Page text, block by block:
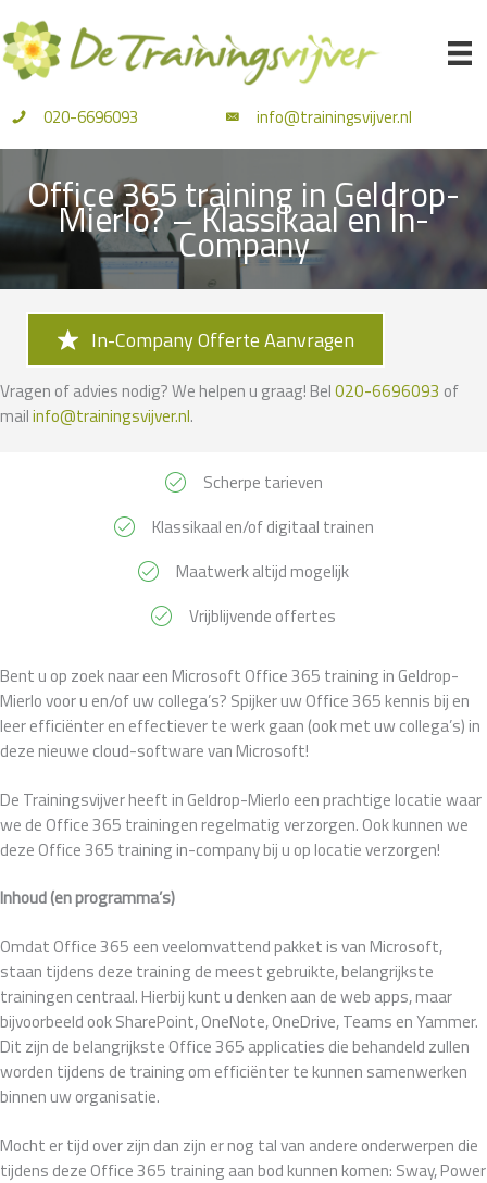
naar
de
inhoud
020-6696093 info@trainingsvijver.nl
Office 365 training in Geldrop-
Mierlo? – Klassikaal en In-
Company
In-Company Offerte Aanvragen
Vragen of advies nodig? We helpen u graag! Bel020-6696093 of
mailinfo@trainingsvijver.nl.
Scherpe tarieven
Klassikaal en/of digitaal trainen
Maatwerk altijd mogelijk
Vrijblijvende offertes
Bent u op zoek naar een Microsoft Office 365 training in Geldrop-
Mierlo voor u en/of uw collega’s? Spijker uw Office 365 kennis bij en
leer efficiënter en effectiever te werk gaan (ook met uw collega’s) in
deze nieuwe cloud-software van Microsoft!
De Trainingsvijver heeft in Geldrop-Mierlo een prachtige locatie waar
we de Office 365 trainingen regelmatig verzorgen. Ook kunnen we
deze Office 365 training in-company bij u op locatie verzorgen!
Inhoud (en programma’s)
Omdat Office 365 een veelomvattend pakket is van Microsoft,
staan tijdens deze training de meest gebruikte, belangrijkste
trainingen centraal. Hierbij kunt u denken aan de web apps, maar
bijvoorbeeld ook SharePoint, OneNote, OneDrive, Teams en Yammer.
Dit zijn de belangrijkste Office 365 applicaties die behandeld zullen
worden tijdens de training om efficiënter te kunnen samenwerken
binnen uw organisatie.
Mocht er tijd over zijn dan zijn er nog tal van andere onderwerpen die
tijdens deze Office 365 training aan bod kunnen komen: Sway, Power